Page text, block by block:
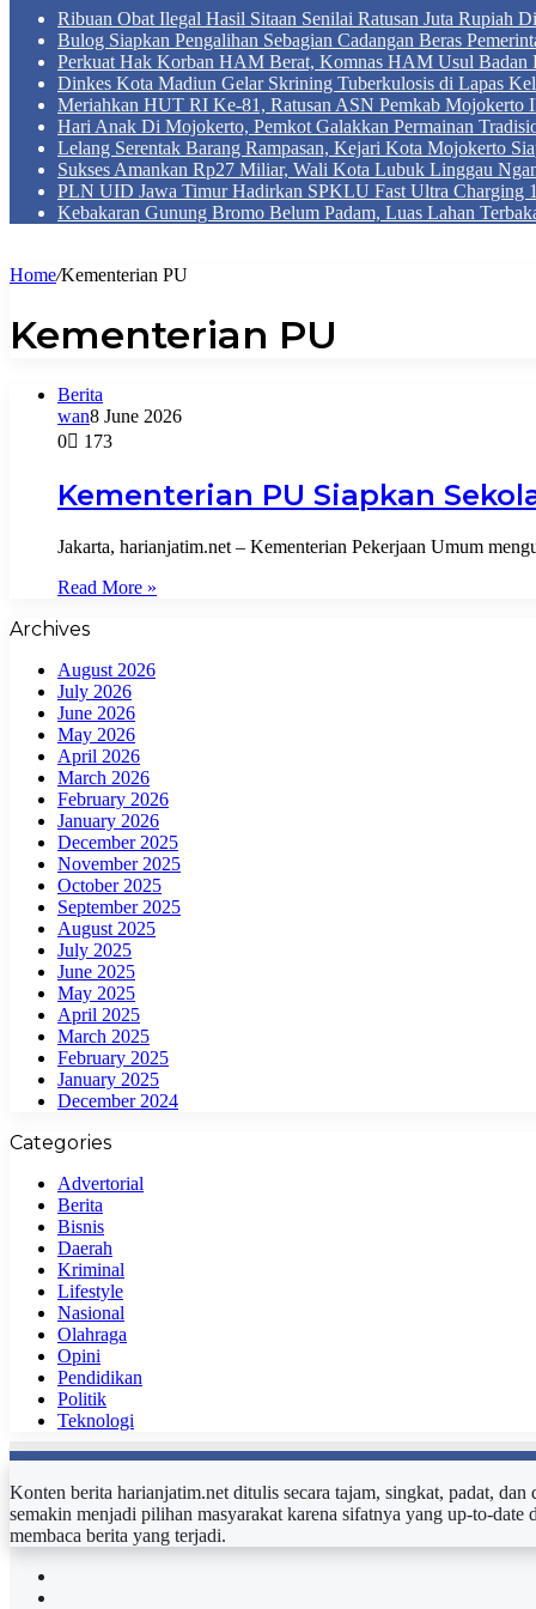
Ribuan Obat Ilegal Hasil Sitaan Senilai Ratusan Juta Rupiah
Bulog Siapkan Pengalihan Sebagian Cadangan Beras
Perkuat Hak Korban HAM Berat, Komnas HAM Usul Badan
Dinkes Kota Madiun Gelar Skrining Tuberkulosis di Lapas
Meriahkan HUT RI Ke-81, Ratusan ASN Pemkab Mojokerto
Hari Anak Di Mojokerto, Pemkot Galakkan Permainan
Lelang Serentak Barang Rampasan, Kejari Kota Mojokerto
Sukses Amankan Rp27 Miliar, Wali Kota Lubuk Linggau
PLN UID Jawa Timur Hadirkan SPKLU Fast Ultra Charging
Kebakaran Gunung Bromo Belum Padam, Luas Lahan
Home/Kementerian PU
Kementerian PU
Berita
wan8 June 2026
0
173
Kementerian PU Siapkan
Jakarta, harianjatim.net – Kementerian Pekerjaan Umum
Read More »
Archives
August 2026
July 2026
June 2026
May 2026
April 2026
March 2026
February 2026
January 2026
December 2025
November 2025
October 2025
September 2025
August 2025
July 2025
June 2025
May 2025
April 2025
March 2025
February 2025
January 2025
December 2024
Categories
Advertorial
Berita
Bisnis
Daerah
Kriminal
Lifestyle
Nasional
Olahraga
Opini
Pendidikan
Politik
Teknologi
Konten berita harianjatim.net ditulis secara tajam, singkat, padat,
semakin menjadi pilihan masyarakat karena sifatnya yang up-to-
membaca berita yang terjadi.